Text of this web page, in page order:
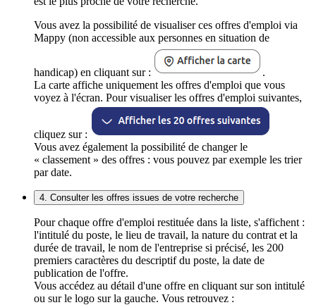
Vous avez la possibilité de visualiser ces offres d'emploi via
Mappy (non accessible aux personnes en situation de
handicap) en cliquant sur :
.
La carte affiche uniquement les offres d'emploi que vous
voyez à l'écran. Pour visualiser les offres d'emploi suivantes,
cliquez sur :
Vous avez également la possibilité de changer le
« classement » des offres : vous pouvez par exemple les trier
par date.
4. Consulter les offres issues de votre recherche
Pour chaque offre d'emploi restituée dans la liste, s'affichent :
l'intitulé du poste, le lieu de travail, la nature du contrat et la
durée de travail, le nom de l'entreprise si précisé, les 200
premiers caractères du descriptif du poste, la date de
publication de l'offre.
Vous accédez au détail d'une offre en cliquant sur son intitulé
ou sur le logo sur la gauche. Vous retrouvez :